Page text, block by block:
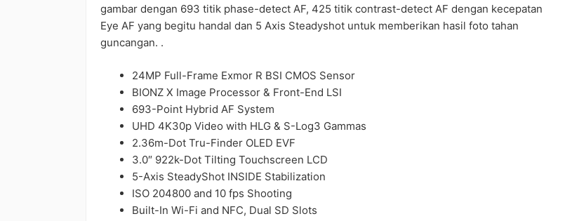
gambar dengan 693 titik phase-detect AF, 425 titik contrast-detect AF dengan kecepatan
Eye AF yang begitu handal dan 5 Axis Steadyshot untuk memberikan hasil foto tahan
guncangan. .
24MP Full-Frame Exmor R BSI CMOS Sensor
BIONZ X Image Processor & Front-End LSI
693-Point Hybrid AF System
UHD 4K30p Video with HLG & S-Log3 Gammas
2.36m-Dot Tru-Finder OLED EVF
3.0″ 922k-Dot Tilting Touchscreen LCD
5-Axis SteadyShot INSIDE Stabilization
ISO 204800 and 10 fps Shooting
Built-In Wi-Fi and NFC, Dual SD Slots